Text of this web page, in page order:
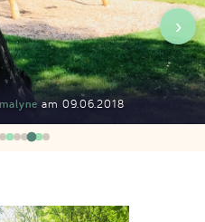
am 09.06.2018
›